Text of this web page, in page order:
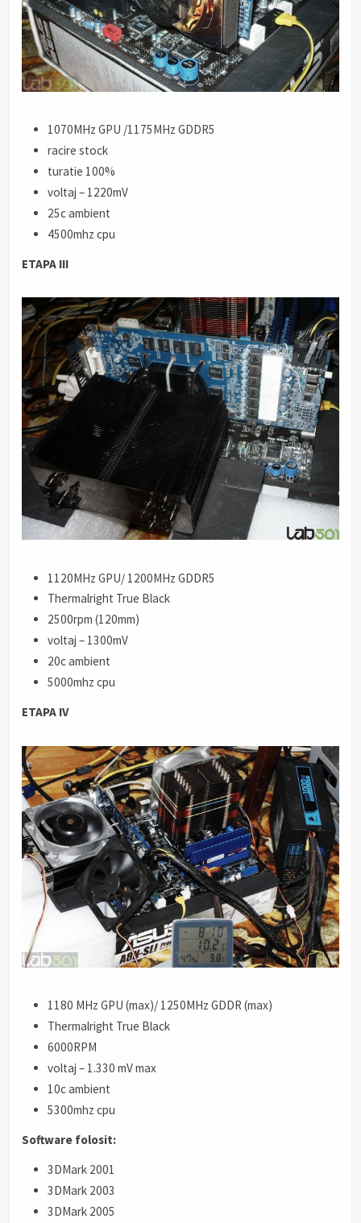
1070MHz GPU /1175MHz GDDR5
racire stock
turatie 100%
voltaj – 1220mV
25c ambient
4500mhz cpu
ETAPA III
1120MHz GPU/ 1200MHz GDDR5
Thermalright True Black
2500rpm (120mm)
voltaj – 1300mV
20c ambient
5000mhz cpu
ETAPA IV
1180 MHz GPU (max)/ 1250MHz GDDR (max)
Thermalright True Black
6000RPM
voltaj – 1.330 mV max
10c ambient
5300mhz cpu
Software folosit:
3DMark 2001
3DMark 2003
3DMark 2005